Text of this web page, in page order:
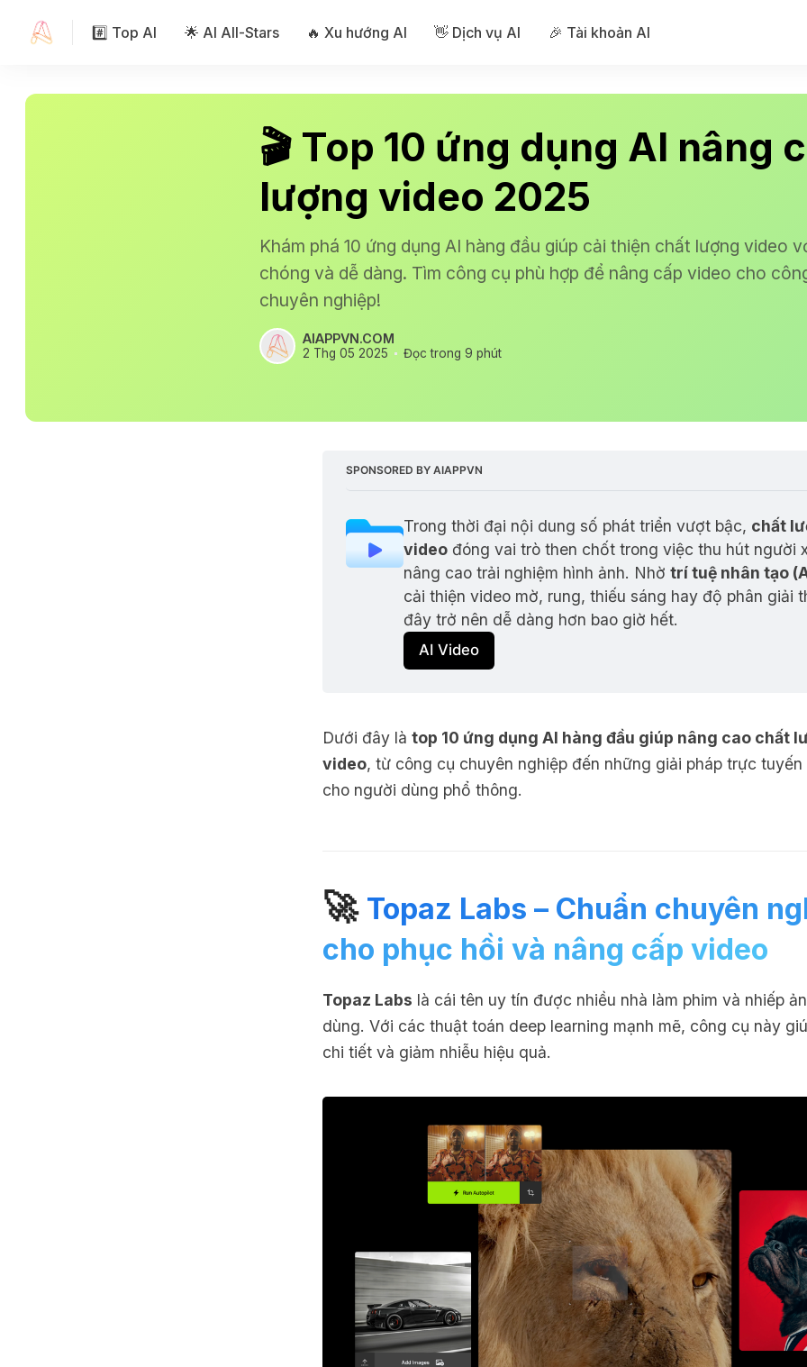
#️⃣ Top AI 🌟 AI All-Stars 🔥 Xu hướng AI 👋 Dịch vụ AI 🎉 Tài khoản AI
🎬 Top 10 ứng dụng AI nâng
lượng video 2025
Khám phá 10 ứng dụng AI hàng đầu giúp cải thiện chất lượng video
chóng và dễ dàng. Tìm công cụ phù hợp để nâng cấp video cho
chuyên nghiệp!
AIAPPVN.COM
2 Thg 05 2025 Đọc trong 9 phút
SPONSORED BY AIAPPVN
Trong thời đại nội dung số phát triển vượt bậc, chất
video đóng vai trò then chốt trong việc thu hút người
nâng cao trải nghiệm hình ảnh. Nhờ trí tuệ nhân tạo
cải thiện video mờ, rung, thiếu sáng hay độ phân giải
đây trở nên dễ dàng hơn bao giờ hết.
AI Video
Dưới đây là top 10 ứng dụng AI hàng đầu giúp nâng cao chất
video, từ công cụ chuyên nghiệp đến những giải pháp trực tuyến
cho người dùng phổ thông.
🚀 Topaz Labs – Chuẩn chuyên
cho phục hồi và nâng cấp video
Topaz Labs là cái tên uy tín được nhiều nhà làm phim và nhiếp
dùng. Với các thuật toán deep learning mạnh mẽ, công cụ này
chi tiết và giảm nhiễu hiệu quả.